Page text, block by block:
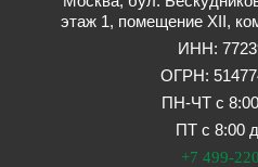
этаж 1, помещение XII,
ИНН:
ОГРН:
ПН-ЧТ с
ПТ с 8:00
+7 499-